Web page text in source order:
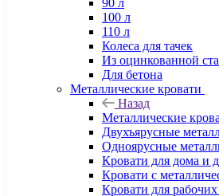
90 л
100 л
110 л
Колеса для тачек
Из оцинкованной
Для бетона
Металлические кровати
Назад
Металлические
Двухъярусные
Одноярусные
Кровати для дома и
Кровати с
Кровати для рабочих